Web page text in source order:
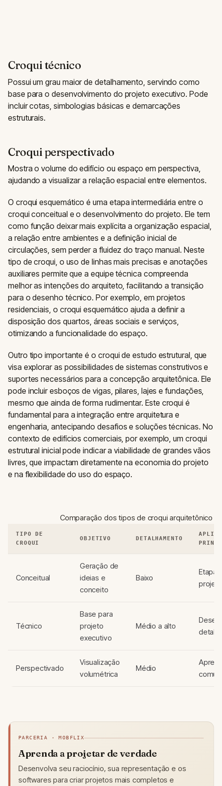
Croqui técnico
Possui um grau maior de detalhamento, servindo como
base para o desenvolvimento do projeto executivo. Pode
incluir cotas, simbologias básicas e demarcações
estruturais.
Croqui perspectivado
Mostra o volume do edifício ou espaço em perspectiva,
ajudando a visualizar a relação espacial entre elementos.
O croqui esquemático é uma etapa intermediária entre o
croqui conceitual e o desenvolvimento do projeto. Ele tem
como função deixar mais explícita a organização espacial,
a relação entre ambientes e a definição inicial de
circulações, sem perder a fluidez do traço manual. Neste
tipo de croqui, o uso de linhas mais precisas e anotações
auxiliares permite que a equipe técnica compreenda
melhor as intenções do arquiteto, facilitando a transição
para o desenho técnico. Por exemplo, em projetos
residenciais, o croqui esquemático ajuda a definir a
disposição dos quartos, áreas sociais e serviços,
otimizando a funcionalidade do espaço.
Outro tipo importante é o croqui de estudo estrutural, que
visa explorar as possibilidades de sistemas construtivos e
suportes necessários para a concepção arquitetônica. Ele
pode incluir esboços de vigas, pilares, lajes e fundações,
mesmo que ainda de forma rudimentar. Este croqui é
fundamental para a integração entre arquitetura e
engenharia, antecipando desafios e soluções técnicas. No
contexto de edifícios comerciais, por exemplo, um croqui
estrutural inicial pode indicar a viabilidade de grandes vãos
livres, que impactam diretamente na economia do projeto
e na flexibilidade do uso do espaço.
Comparação dos tipos de croqui arquitetônico
TIPO DE
CROQUI
OBJETIVO DETALHAMENTO
Conceitual
Geração de
ideias e
conceito
Baixo
Etapa
projeto
Técnico
Base para
projeto
executivo
Médio a alto
Perspectivado
Visualização
volumétrica
Médio
PARCERIA · MOBFLIX
Aprenda a projetar de verdade
Desenvolva seu raciocínio, sua representação e os
softwares para criar projetos mais completos e